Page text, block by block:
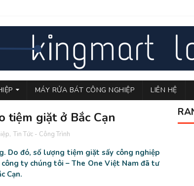
MÁY RỬA BÁT CÔNG NGHIỆP LIÊN HỆ
giặt ở Bắc Cạn
, Tin Tức - Công Trình
Do đó, số lượng tiệm giặt sấy công nghiệp
ty chúng tôi – The One Việt Nam đã tư
Cạn.